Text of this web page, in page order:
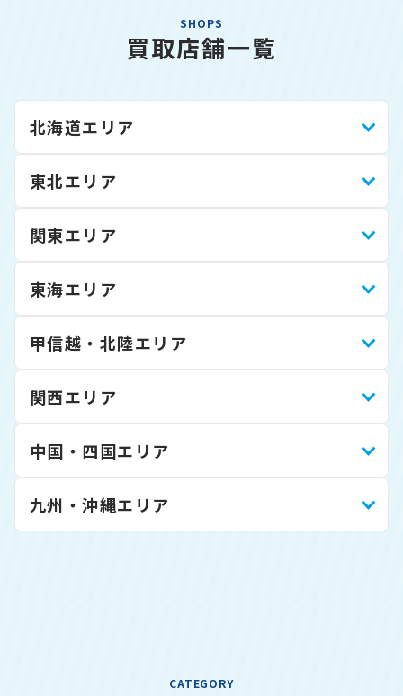
SHOPS
買取店舗一覧
北海道エリア
東北エリア
関東エリア
東海エリア
甲信越・北陸エリア
関西エリア
中国・四国エリア
九州・沖縄エリア
CATEGORY